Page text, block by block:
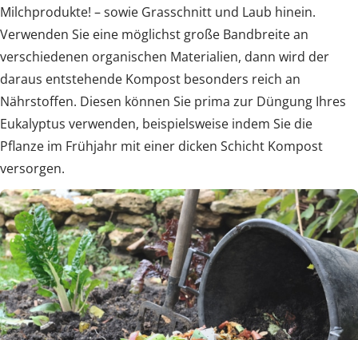
Milchprodukte! – sowie Grasschnitt und Laub hinein.
Verwenden Sie eine möglichst große Bandbreite an
verschiedenen organischen Materialien, dann wird der
daraus entstehende Kompost besonders reich an
Nährstoffen. Diesen können Sie prima zur Düngung Ihres
Eukalyptus verwenden, beispielsweise indem Sie die
Pflanze im Frühjahr mit einer dicken Schicht Kompost
versorgen.